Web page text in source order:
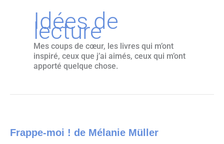
Idées de
lecture
Mes coups de cœur, les livres qui m’ont
inspiré, ceux que j’ai aimés, ceux qui m’ont
apporté quelque chose.
Frappe-moi ! de Mélanie Müller